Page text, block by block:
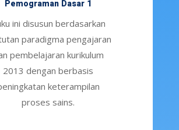
Pemograman Dasar 1
ini disusun berdasarkan
paradigma pengajaran
pembelajaran kurikulum
2013 dengan berbasis
keterampilan
proses sains.